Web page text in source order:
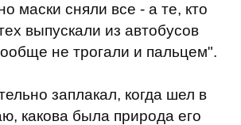
маски сняли все - а те, кто
выпускали из автобусов
не трогали и пальцем".
заплакал, когда шел в
какова была природа его